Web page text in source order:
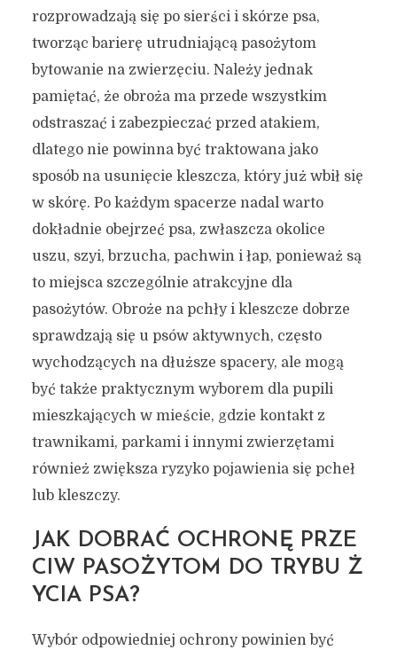
rozprowadzają się po sierści i skórze psa,
tworząc barierę utrudniającą pasożytom
bytowanie na zwierzęciu. Należy jednak
pamiętać, że obroża ma przede wszystkim
odstraszać i zabezpieczać przed atakiem,
dlatego nie powinna być traktowana jako
sposób na usunięcie kleszcza, który już wbił się
w skórę. Po każdym spacerze nadal warto
dokładnie obejrzeć psa, zwłaszcza okolice
uszu, szyi, brzucha, pachwin i łap, ponieważ są
to miejsca szczególnie atrakcyjne dla
pasożytów. Obroże na pchły i kleszcze dobrze
sprawdzają się u psów aktywnych, często
wychodzących na dłuższe spacery, ale mogą
być także praktycznym wyborem dla pupili
mieszkających w mieście, gdzie kontakt z
trawnikami, parkami i innymi zwierzętami
również zwiększa ryzyko pojawienia się pcheł
lub kleszczy.
JAK DOBRAĆ OCHRONĘ PRZE
CIW PASOŻYTOM DO TRYBU Ż
YCIA PSA?
Wybór odpowiedniej ochrony powinien być